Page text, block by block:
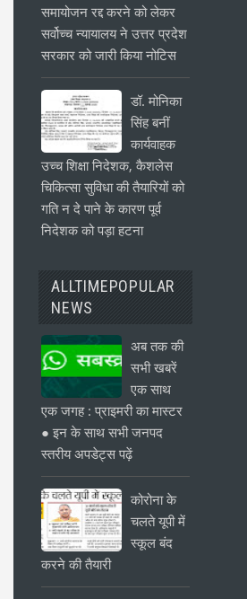
समायोजन रद्द करने को लेकर
सर्वोच्च न्यायालय ने उत्तर प्रदेश
सरकार को जारी किया नोटिस
डॉ. मोनिका
सिंह बनीं
कार्यवाहक
उच्च शिक्षा निदेशक, कैशलेस
चिकित्सा सुविधा की तैयारियों को
गति न दे पाने के कारण पूर्व
निदेशक को पड़ा हटना
ALLTIMEPOPULAR
NEWS
अब तक की
सभी खबरें
एक साथ
एक जगह : प्राइमरी का मास्टर
● इन के साथ सभी जनपद
स्तरीय अपडेट्स पढ़ें
कोरोना के
चलते यूपी में
स्कूल बंद
करने की तैयारी